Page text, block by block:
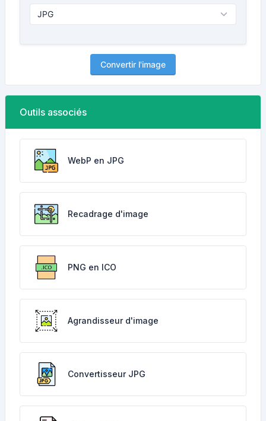
Convertir l'image
Outils associés
WebP en JPG
Recadrage d'image
PNG en ICO
Agrandisseur d'image
Convertisseur JPG